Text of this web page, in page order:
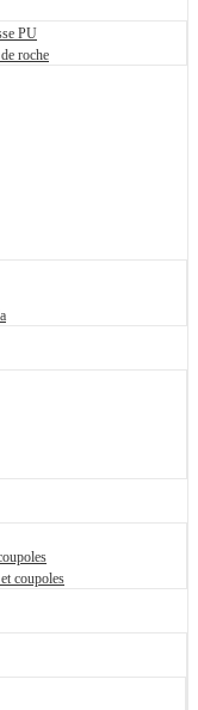
PU
roche
coupoles